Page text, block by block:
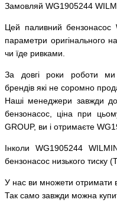
Замовляй WG1905244
Цей паливний бензонасос
параметри оригінального
чи їде ривками
За довгі роки роботи ми
брендів які не соромно
Наші менеджери завжди
бензонасос
ціна при
GROUP, ви і отримаєте
Інколи WG1905244
бензонасос низького тиску (
У нас ви множети отримати
Так само завжди можна